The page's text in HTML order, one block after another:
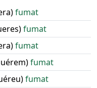
fumat
fumat
fumat
fumat
fumat